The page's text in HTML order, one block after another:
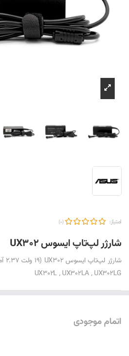
شارژر لپ‌تاپ ایسوس UX302
UX302L , UX302LA , UX302LG
امتیاز: (0)
اتمام موجودی